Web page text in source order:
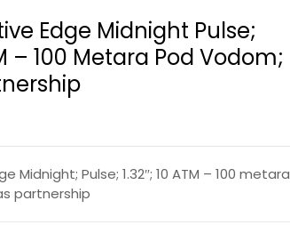
Edge Midnight Pulse;
– 100 Metara Pod Vodom;
Midnight; Pulse; 1.32″; 10 ATM – 100 metara
partnership